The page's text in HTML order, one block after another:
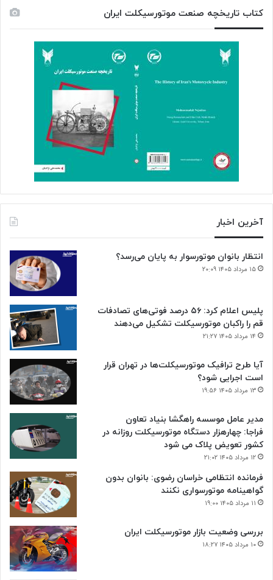
کتاب تاریخچه صنعت موتورسیکلت ایران
آخرین اخبار
انتظار بانوان موتورسوار به پایان می‌رسد؟
۱۵ مرداد ۱۴۰۵ ۲۰:۰۹
پلیس اعلام کرد: ۵۶ درصد فوتی‌های تصادفات
قم را راکبان موتورسیکلت تشکیل می‌دهند
۱۴ مرداد ۱۴۰۵ ۲۱:۲۷
آیا طرح ترافیک موتورسیکلت‌ها در تهران قرار
است اجرایی شود؟
۱۳ مرداد ۱۴۰۵ ۱۹:۵۶
مدیر عامل موسسه راهگشا بنیاد تعاون
فراجا: چهارهزار دستگاه موتورسیکلت روزانه در
کشور تعویض پلاک می شود
۱۲ مرداد ۱۴۰۵ ۲۱:۰۲
فرمانده انتظامی خراسان رضوی: بانوان بدون
گواهینامه موتورسواری نکنند
۱۱ مرداد ۱۴۰۵ ۱۹:۰۰
بررسی وضعیت بازار موتورسیکلت ایران
۱۰ مرداد ۱۴۰۵ ۱۸:۲۷